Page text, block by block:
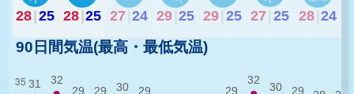
28|25 28|25 27 24 29 25 29 25 27 25 28 24
90日間気温(最高・最低気温)